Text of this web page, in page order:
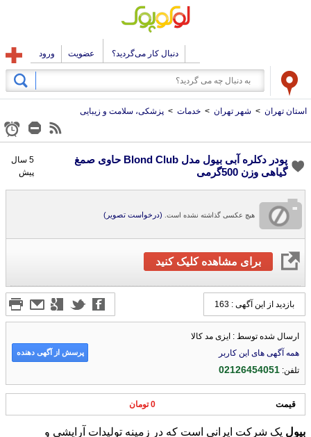
دنبال کار می‌گردید؟ عضویت ورود
استان تهران > شهر تهران > خدمات > پزشکی، سلامت و زیبایی
پودر دکلره آبی بیول مدل Blond Club حاوی صمغ
گیاهی وزن 500گرمی
5 سال
پیش
هیچ عکسی گذاشته نشده است. (درخواست تصویر)
برای مشاهده کلیک کنید
بازدید از این آگهی : 163
ارسال شده توسط : ایزی مد کالا
همه آگهی های این کاربر
تلفن:02126454051
پرسش از آگهی دهنده
قیمت 0 تومان
بیول یک شرکت ایرانی است که در زمینه تولیدات آرایشی و